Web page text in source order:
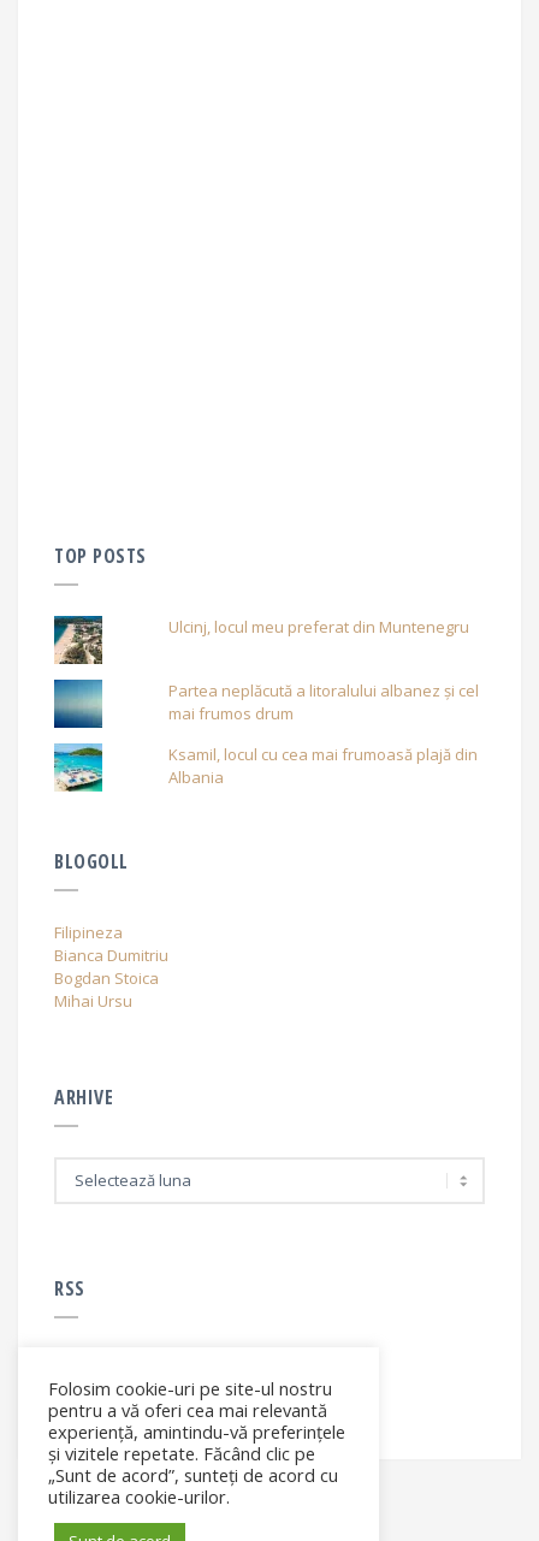
TOP POSTS
Ulcinj, locul meu preferat din Muntenegru
Partea neplăcută a litoralului albanez și cel
mai frumos drum
Ksamil, locul cu cea mai frumoasă plajă din
Albania
BLOGOLL
Filipineza
Bianca Dumitriu
Bogdan Stoica
Mihai Ursu
ARHIVE
RSS
RSS - articole
Folosim cookie-uri pe site-ul nostru
pentru a vă oferi cea mai relevantă
experiență, amintindu-vă preferințele
și vizitele repetate. Făcând clic pe
„Sunt de acord”, sunteți de acord cu
utilizarea cookie-urilor.